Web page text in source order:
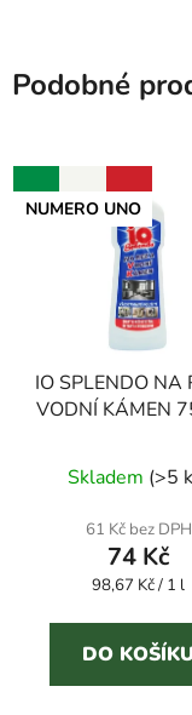
Podobné
NUMERO UNO
IO SPLENDO NA
VODNÍ KÁMEN
kamene
je
5,0
z
5
Skladem (>5
61 Kč bez DPH
74 Kč
Měrná
98,67 Kč / 1 l
DO KOŠÍKU